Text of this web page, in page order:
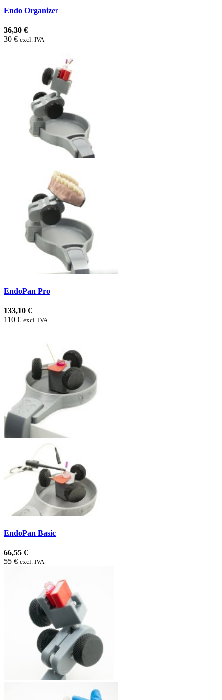
Endo Organizer
36,30 €
30 € excl. IVA
EndoPan Pro
133,10 €
110 € excl. IVA
EndoPan Basic
66,55 €
55 € excl. IVA